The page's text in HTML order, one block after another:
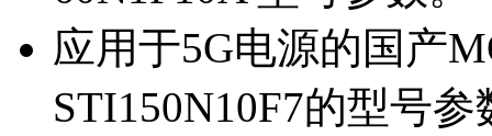
应用于5G电源的国产
STI150N10F7的型号参